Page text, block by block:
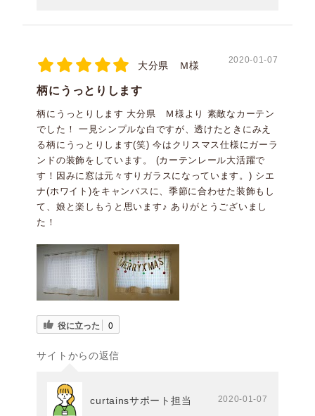
大分県 Ｍ様 2020-01-07
柄にうっとりします
柄にうっとりします 大分県 Ｍ様より 素敵なカーテン
でした！ 一見シンプルな白ですが、透けたときにみえ
る柄にうっとりします(笑) 今はクリスマス仕様にガーラ
ンドの装飾をしています。 (カーテンレール大活躍で
す！因みに窓は元々すりガラスになっています。) シエ
ナ(ホワイト)をキャンバスに、季節に合わせた装飾もし
て、娘と楽しもうと思います♪ ありがとうございまし
た！
役に立った 0
サイトからの返信
curtainsサポート担当 2020-01-07